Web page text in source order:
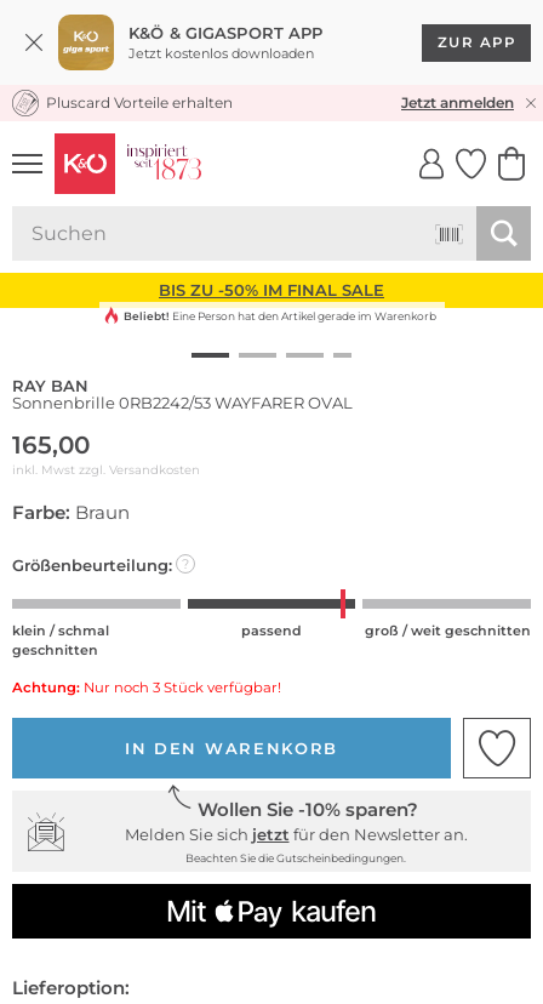
K&Ö & GIGASPORT APP
Jetzt kostenlos downloaden
ZUR APP
KOSTENLOSER VERSAND* & RÜCKVERSAND
Pluscard Vorteile erhalten Jetzt anmelden
UNSERE APP
CLICK &
BIS ZU -50% IM FINAL SALE
Beliebt! Eine Person hat den Artikel gerade im Warenkorb
RAY BAN
Sonnenbrille 0RB2242/53 WAYFARER OVAL
165,00
inkl. Mwst zzgl. Versandkosten
Farbe: Braun
Größenbeurteilung: ?
klein / schmal
geschnitten
passend groß / weit geschnitten
Achtung: Nur noch 3 Stück verfügbar!
IN DEN WARENKORB
Wollen Sie -10% sparen?
Melden Sie sich jetzt für den Newsletter an.
Beachten Sie die Gutscheinbedingungen.
Lieferoption: